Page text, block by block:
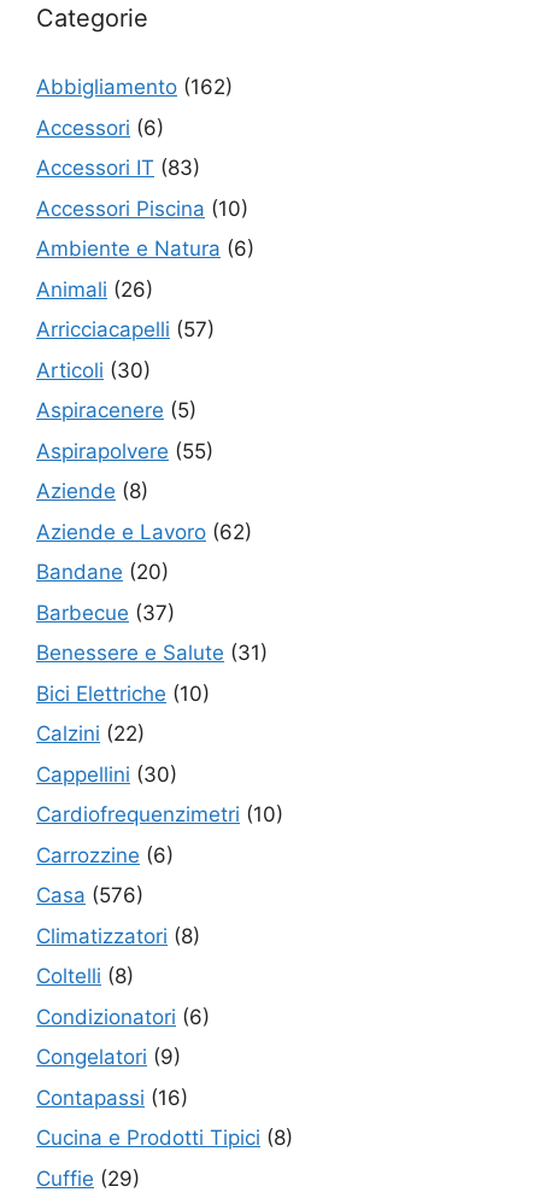
Categorie
Abbigliamento (162)
Accessori (6)
Accessori IT (83)
Accessori Piscina (10)
Ambiente e Natura (6)
Animali (26)
Arricciacapelli (57)
Articoli (30)
Aspiracenere (5)
Aspirapolvere (55)
Aziende (8)
Aziende e Lavoro (62)
Bandane (20)
Barbecue (37)
Benessere e Salute (31)
Bici Elettriche (10)
Calzini (22)
Cappellini (30)
Cardiofrequenzimetri (10)
Carrozzine (6)
Casa (576)
Climatizzatori (8)
Coltelli (8)
Condizionatori (6)
Congelatori (9)
Contapassi (16)
Cucina e Prodotti Tipici (8)
Cuffie (29)